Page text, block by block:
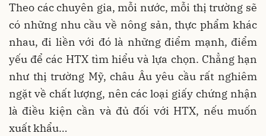
Theo các chuyên gia, mỗi nước, mỗi thị trường sẽ
có những nhu cầu về nông sản, thực phẩm khác
nhau, đi liền với đó là những điểm mạnh, điểm
yếu để các HTX tìm hiểu và lựa chọn. Chẳng hạn
như thị trường Mỹ, châu Âu yêu cầu rất nghiêm
ngặt về chất lượng, nên các loại giấy chứng nhận
là điều kiện cần và đủ đối với HTX, nếu muốn
xuất khẩu…